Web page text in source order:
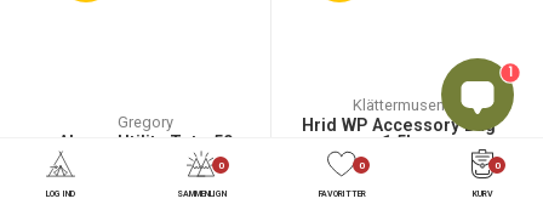
LOG IND
0
SAMMENLIGN
0
FAVORITTER
0
KURV
Gregory
Alpaca Utility Tote 50
480,00
Klättermusen
Hrid WP Accessory Bag
1.5L
DKK
1